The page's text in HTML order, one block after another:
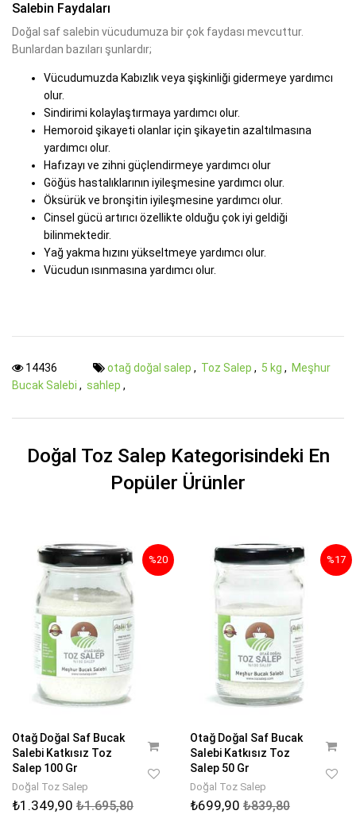
Salebin Faydaları
Doğal saf salebin vücudumuza bir çok faydası mevcuttur.
Bunlardan bazıları şunlardır;
Vücudumuzda Kabızlık veya şişkinliği gidermeye yardımcı
olur.
Sindirimi kolaylaştırmaya yardımcı olur.
Hemoroid şikayeti olanlar için şikayetin azaltılmasına
yardımcı olur.
Hafızayı ve zihni güçlendirmeye yardımcı olur
Göğüs hastalıklarının iyileşmesine yardımcı olur.
Öksürük ve bronşitin iyileşmesine yardımcı olur.
Cinsel gücü artırıcı özellikte olduğu çok iyi geldiği
bilinmektedir.
Yağ yakma hızını yükseltmeye yardımcı olur.
Vücudun ısınmasına yardımcı olur.
14436 otağ doğal salep , Toz Salep , 5 kg , Meşhur
Bucak Salebi , sahlep ,
Doğal Toz Salep Kategorisindeki En
Popüler Ürünler
%20
Otağ Doğal Saf Bucak
Salebi Katkısız Toz
Salep 100 Gr
Doğal Toz Salep
₺1.349,90 ₺1.695,80
%17
Otağ Doğal Saf Bucak
Salebi Katkısız Toz
Salep 50 Gr
Doğal Toz Salep
₺699,90 ₺839,80